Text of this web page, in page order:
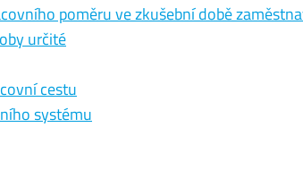
poměru ve zkušební době
určité
cestu
systému